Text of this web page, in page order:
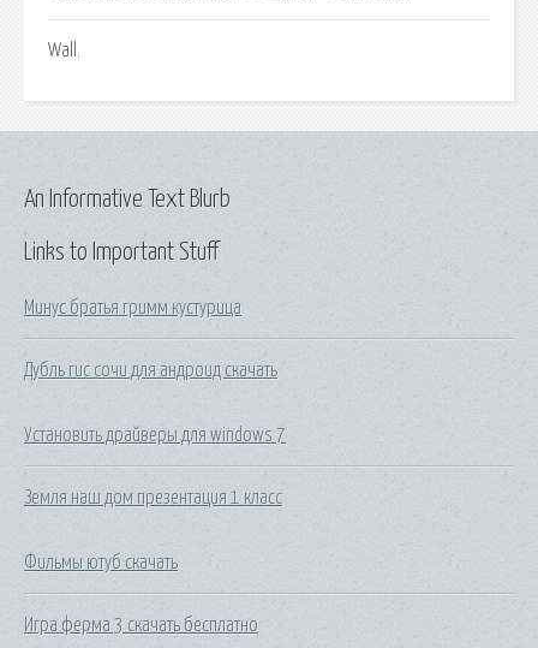
Wall.
Links to Important Stuff
Минус братья гримм кустурица
Дубль гис сочи для андроид скачать
Установить драйверы для windows 7
Земля наш дом презентация 1 класс
Фильмы ютуб скачать
Игра ферма 3 скачать бесплатно
An Informative Text Blurb